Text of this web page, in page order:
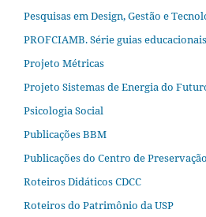
Pesquisas em Design, Gestão e
PROFCIAMB. Série guias educacionais
Projeto Métricas
Projeto Sistemas de Energia do
Psicologia Social
Publicações BBM
Publicações do Centro de
Roteiros Didáticos CDCC
Roteiros do Patrimônio da USP